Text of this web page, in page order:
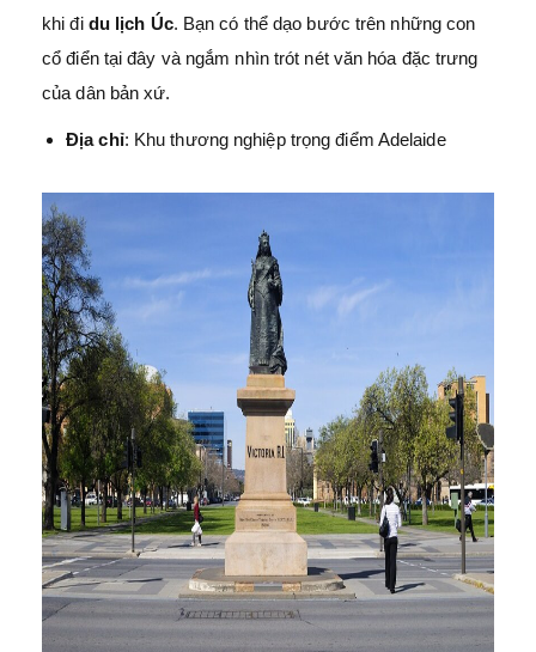
khi đi du lịch Úc. Bạn có thể dạo bước trên những con
cổ điển tại đây và ngắm nhìn trót nét văn hóa đặc trưng
của dân bản xứ.
Địa chỉ: Khu thương nghiệp trọng điểm Adelaide